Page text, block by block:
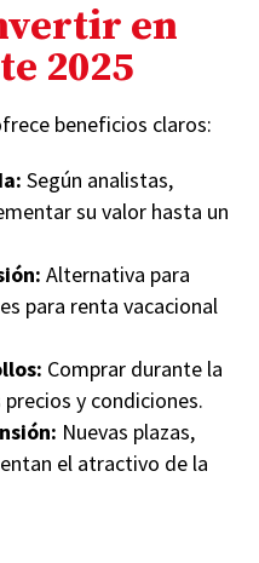
en
2025
beneficios claros:
Según analistas,
su valor hasta un
Alternativa para
para renta vacacional
Comprar durante la
y condiciones.
Nuevas plazas,
el atractivo de la